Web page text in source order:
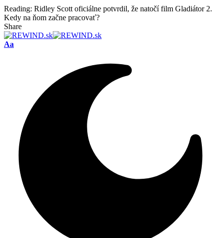
Reading: Ridley Scott oficiálne potvrdil, že natočí film Gladiátor 2.
Kedy na ňom začne pracovať?
Share
Font
Aa